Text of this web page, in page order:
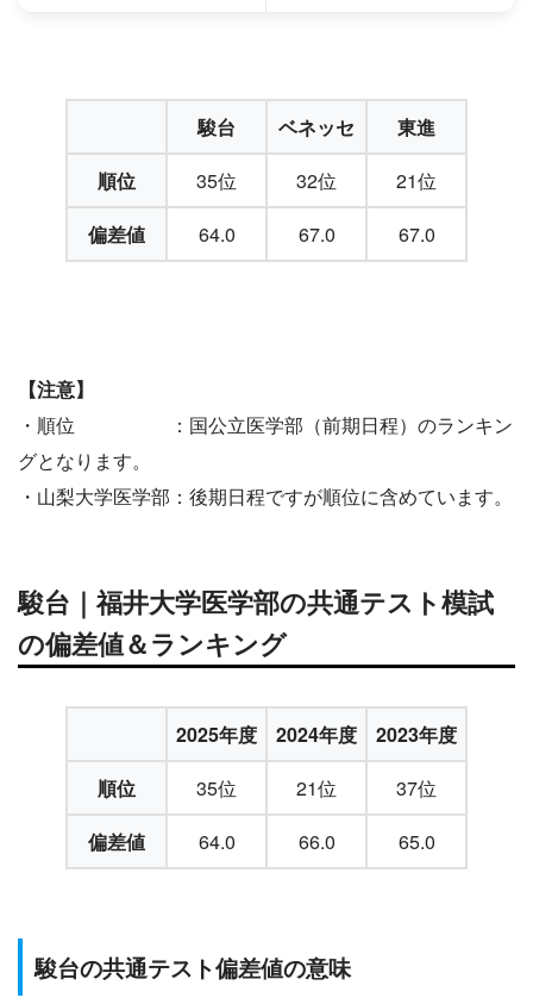
駿台 ベネッセ
東進
順位
35位 32位
21位
偏差値
64.0 67.0 67.0
【注意】
・順位 ：国公立医学部（前期日程）のランキン
グとなります。
・山梨大学医学部：後期日程ですが順位に含めています。
駿台｜福井大学医学部の共通テスト模試
の偏差値＆ランキング
2025年度 2024年度
2023年度
順位
35位 21位
37位
偏差値
64.0 66.0 65.0
駿台の共通テスト偏差値の意味